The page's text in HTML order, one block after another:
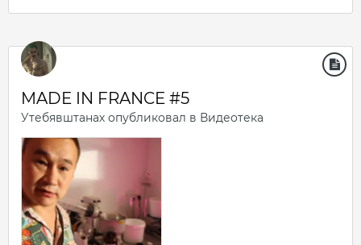
MADE IN FRANCE #5
Утебявштанах опубликовал в Видеотека